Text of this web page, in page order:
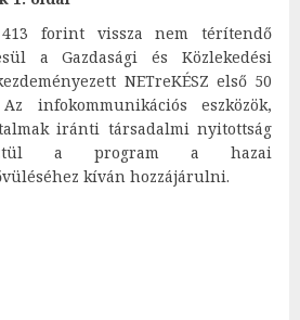
413 forint vissza nem térítendő
a Gazdasági és Közlekedési
NETreKÉSZ első 50
infokommunikációs eszközök,
iránti társadalmi nyitottság
a program a hazai
kíván hozzájárulni.